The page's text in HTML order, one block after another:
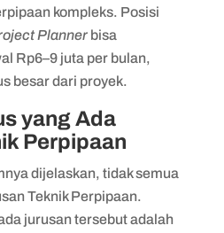
kompleks. Posisi
Plannerbisa
Rp6–9 juta per bulan,
besar dari proyek.
yang Ada
Perpipaan
dijelaskan, tidak semua
Teknik Perpipaan.
jurusan tersebut adalah